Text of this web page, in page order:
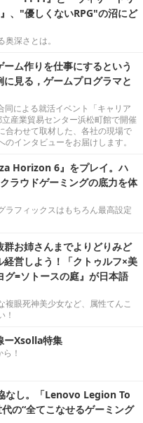
、"優しくないRPG"の沼にど
深さとは。
ーム作りを仕事にするという
見る，ゲームプログラマと
による就活イベント「キャリア
産業貿易センター浜松町館で開催
合わせて取材した、各社の現場で
インタビューをお届けします。
Horizon 6』をプレイ。ハ
ラウドゲーミングの底力を体
ラフィックスはもちろん最高設定
お姉さんまでよりどりみど
経営しよう！「クトゥルフ×美
グ=ソトースの庭』が日本語
複眼死神美少女など、属性てんこ
！
ーXsolla特集
！
なし。「Lenovo Legion To
の“全てこなせるゲーミング